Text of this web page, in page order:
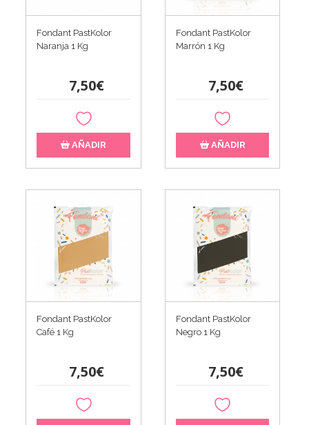
Fondant PastKolor
Naranja 1 Kg
7,50€
AÑADIR
Fondant PastKolor
Marrón 1 Kg
7,50€
AÑADIR
Fondant PastKolor
Café 1 Kg
7,50€
Fondant PastKolor
Negro 1 Kg
7,50€